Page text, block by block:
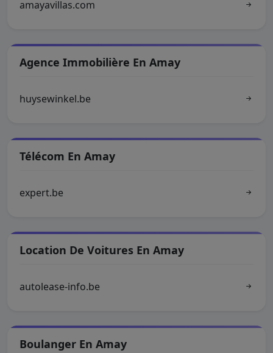
amayavillas.com
Agence Immobilière En Amay
huysewinkel.be
Télécom En Amay
expert.be
Location De Voitures En Amay
autolease-info.be
Boulanger En Amay